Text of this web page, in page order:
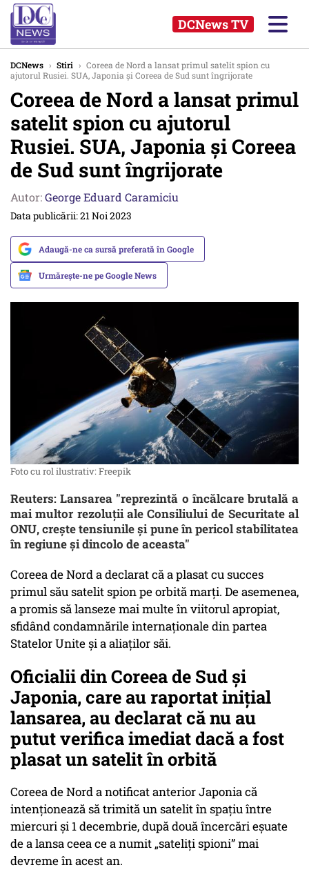
DCNews TV
DCNews › Stiri › Coreea de Nord a lansat primul satelit spion cu
ajutorul Rusiei. SUA, Japonia și Coreea de Sud sunt îngrijorate
Coreea de Nord a lansat primul
satelit spion cu ajutorul
Rusiei. SUA, Japonia și Coreea
de Sud sunt îngrijorate
Autor:George Eduard Caramiciu
Data publicării: 21 Noi 2023
Adaugă-ne ca sursă preferată în Google
Urmărește-ne pe Google News
Foto cu rol ilustrativ: Freepik
Reuters: Lansarea "reprezintă o încălcare brutală a
mai multor rezoluții ale Consiliului de Securitate al
ONU, crește tensiunile și pune în pericol stabilitatea
în regiune și dincolo de aceasta"
Coreea de Nord a declarat că a plasat cu succes
primul său satelit spion pe orbită marți. De asemenea,
a promis să lanseze mai multe în viitorul apropiat,
sfidând condamnările internaționale din partea
Statelor Unite și a aliaților săi.
Oficialii din Coreea de Sud și
Japonia, care au raportat inițial
lansarea, au declarat că nu au
putut verifica imediat dacă a fost
plasat un satelit în orbită
Coreea de Nord a notificat anterior Japonia că
intenționează să trimită un satelit în spațiu între
miercuri și 1 decembrie, după două încercări eșuate
de a lansa ceea ce a numit „sateliți spioni” mai
devreme în acest an.